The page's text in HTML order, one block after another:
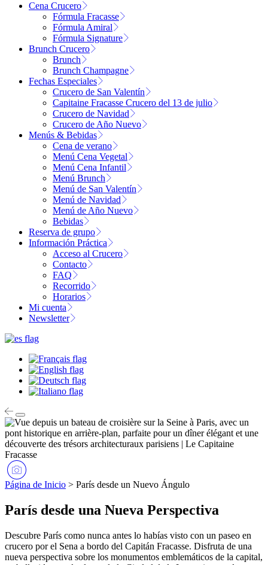
Cena Crucero
Fórmula Fracasse
Fórmula Amiral
Fórmula Signature
Brunch Crucero
Brunch
Brunch Champagne
Fechas Especiales
Crucero de San Valentín
Capitaine Fracasse Crucero del 13 de julio
Crucero de Navidad
Crucero de Año Nuevo
Menús & Bebidas
Cena de verano
Menú Cena Vegetal
Menú Cena Infantil
Menú Brunch
Menú de San Valentín
Menú de Navidad
Menú de Año Nuevo
Bebidas
Reserva de grupo
Información Práctica
Acceso al Crucero
Contacto
FAQ
Recorrido
Horarios
Mi cuenta
Newsletter
Página de Inicio > París desde un Nuevo Ángulo
París desde una Nueva Perspectiva
Descubre París como nunca antes lo habías visto con un paseo en
crucero por el Sena a bordo del Capitán Fracasse. Disfruta de una
nueva perspectiva sobre los monumentos emblemáticos de la capital,